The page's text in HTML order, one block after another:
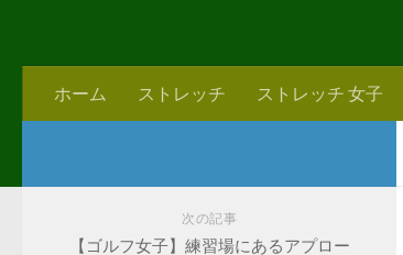
ホーム ストレッチ ストレッチ 女子
次の記事
【ゴルフ女子】練習場にあるアプロー